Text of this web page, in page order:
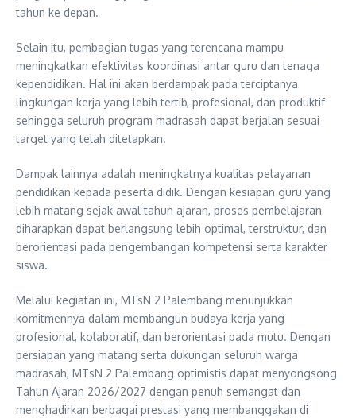
tahun ke depan.
Selain itu, pembagian tugas yang terencana mampu
meningkatkan efektivitas koordinasi antar guru dan tenaga
kependidikan. Hal ini akan berdampak pada terciptanya
lingkungan kerja yang lebih tertib, profesional, dan produktif
sehingga seluruh program madrasah dapat berjalan sesuai
target yang telah ditetapkan.
Dampak lainnya adalah meningkatnya kualitas pelayanan
pendidikan kepada peserta didik. Dengan kesiapan guru yang
lebih matang sejak awal tahun ajaran, proses pembelajaran
diharapkan dapat berlangsung lebih optimal, terstruktur, dan
berorientasi pada pengembangan kompetensi serta karakter
siswa.
Melalui kegiatan ini, MTsN 2 Palembang menunjukkan
komitmennya dalam membangun budaya kerja yang
profesional, kolaboratif, dan berorientasi pada mutu. Dengan
persiapan yang matang serta dukungan seluruh warga
madrasah, MTsN 2 Palembang optimistis dapat menyongsong
Tahun Ajaran 2026/2027 dengan penuh semangat dan
menghadirkan berbagai prestasi yang membanggakan di